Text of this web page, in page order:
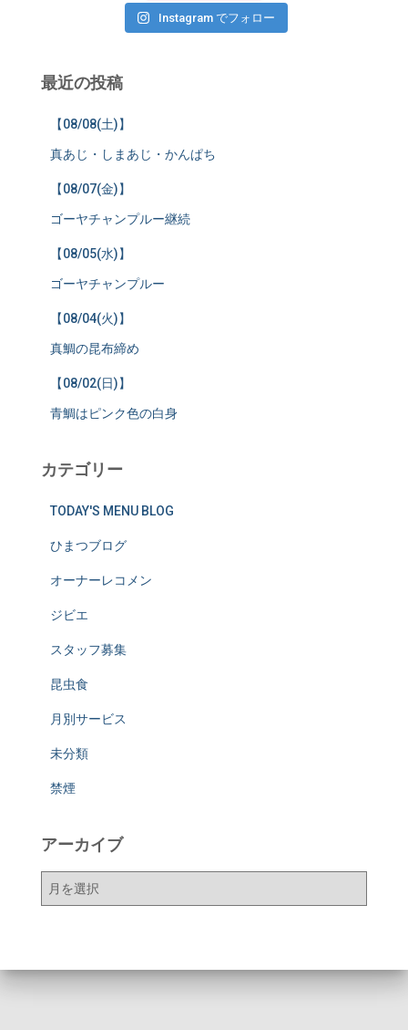
Instagram でフォロー
最近の投稿
【08/08(土)】
真あじ・しまあじ・かんぱち
【08/07(金)】
ゴーヤチャンプルー継続
【08/05(水)】
ゴーヤチャンプルー
【08/04(火)】
真鯛の昆布締め
【08/02(日)】
青鯛はピンク色の白身
カテゴリー
TODAY'S MENU BLOG
ひまつブログ
オーナーレコメン
ジビエ
スタッフ募集
昆虫食
月別サービス
未分類
禁煙
アーカイブ
ア